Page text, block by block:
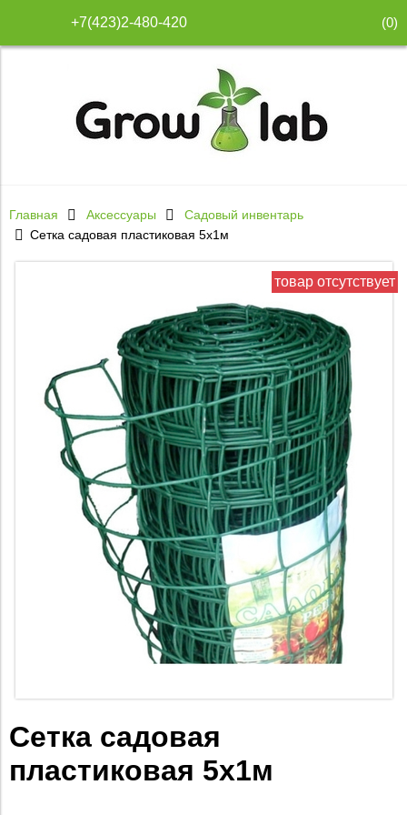
+7(423)2-480-420 (0)
Главная Аксессуары
Садовый инвентарь
Сетка садовая пластиковая 5х1м
товар отсутствует
Сетка садовая
пластиковая 5х1м